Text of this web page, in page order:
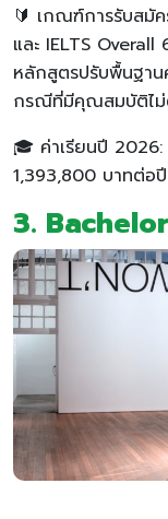
🔰 เกณฑ์การรับสมั
และ IELTS
หลักสูตรปรับพื้นฐา
กรณีที่มีคุณสมบัติไม่
🎓 ค่าเรียนปี
1,393,800 บาทต่อ
3.